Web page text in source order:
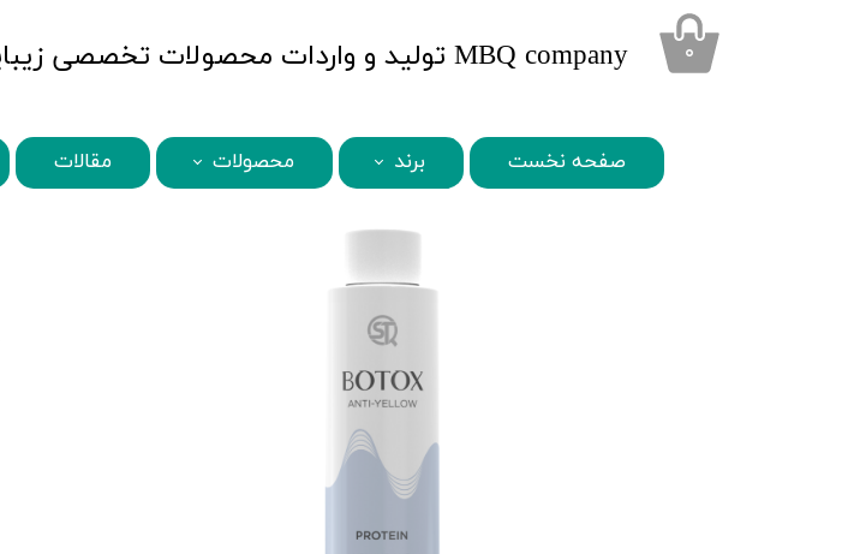
صفحه نخست برند محصولات مقالات
۰ ​MBQ company تولید و واردات محصولات تخصصی زیبایی